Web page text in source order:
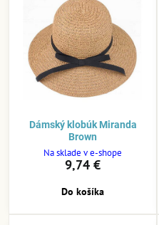
Dámský klobúk Miranda
Brown
Na sklade v e-shope
9,74 €
Do košíka